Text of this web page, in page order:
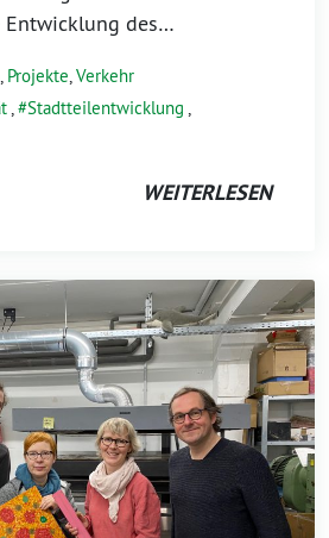
Entwicklung des…
, Projekte,Verkehr
, Stadtteilentwicklung ,
WEITERLESEN